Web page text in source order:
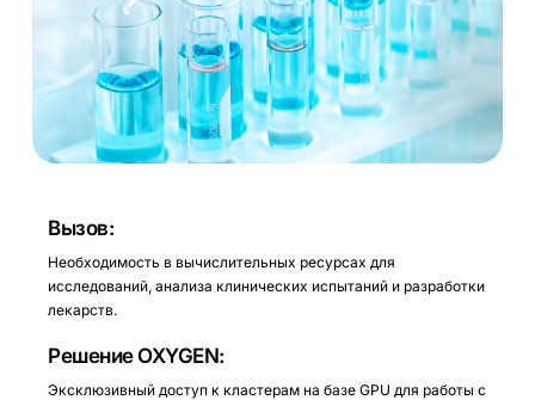
Вызов:
Необходимость в вычислительных ресурсах для
исследований, анализа клинических испытаний и разработки
лекарств.
Решение OXYGEN:
Эксклюзивный доступ к кластерам на базе GPU для работы с